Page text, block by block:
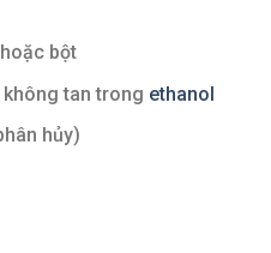
bột
tan trong ethanol
hủy)